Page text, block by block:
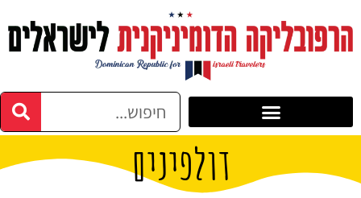
דולפינים